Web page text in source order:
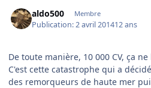
aldo500 Membre
Publication:2 avril 201412 ans
De toute manière, 10 000 CV, ça
C'est cette catastrophe qui a
des remorqueurs de haute mer